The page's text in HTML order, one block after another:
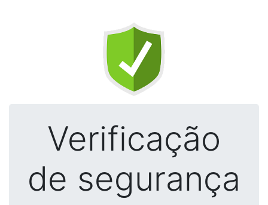
Verificação
de segurança